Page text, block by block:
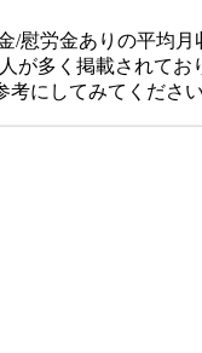
労金ありの平均月
が多く掲載されてお
にしてみてください